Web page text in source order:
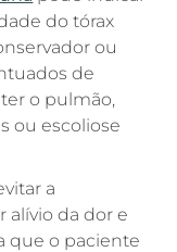
do tórax
ou
de
o pulmão,
ou escoliose
a
alívio da dor e
que o paciente